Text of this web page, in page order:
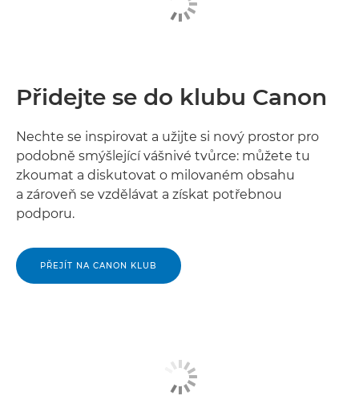
Přidejte se do klubu Canon
Nechte se inspirovat a užijte si nový prostor pro
podobně smýšlející vášnivé tvůrce: můžete tu
zkoumat a diskutovat o milovaném obsahu
a zároveň se vzdělávat a získat potřebnou
podporu.
PŘEJÍT NA CANON KLUB